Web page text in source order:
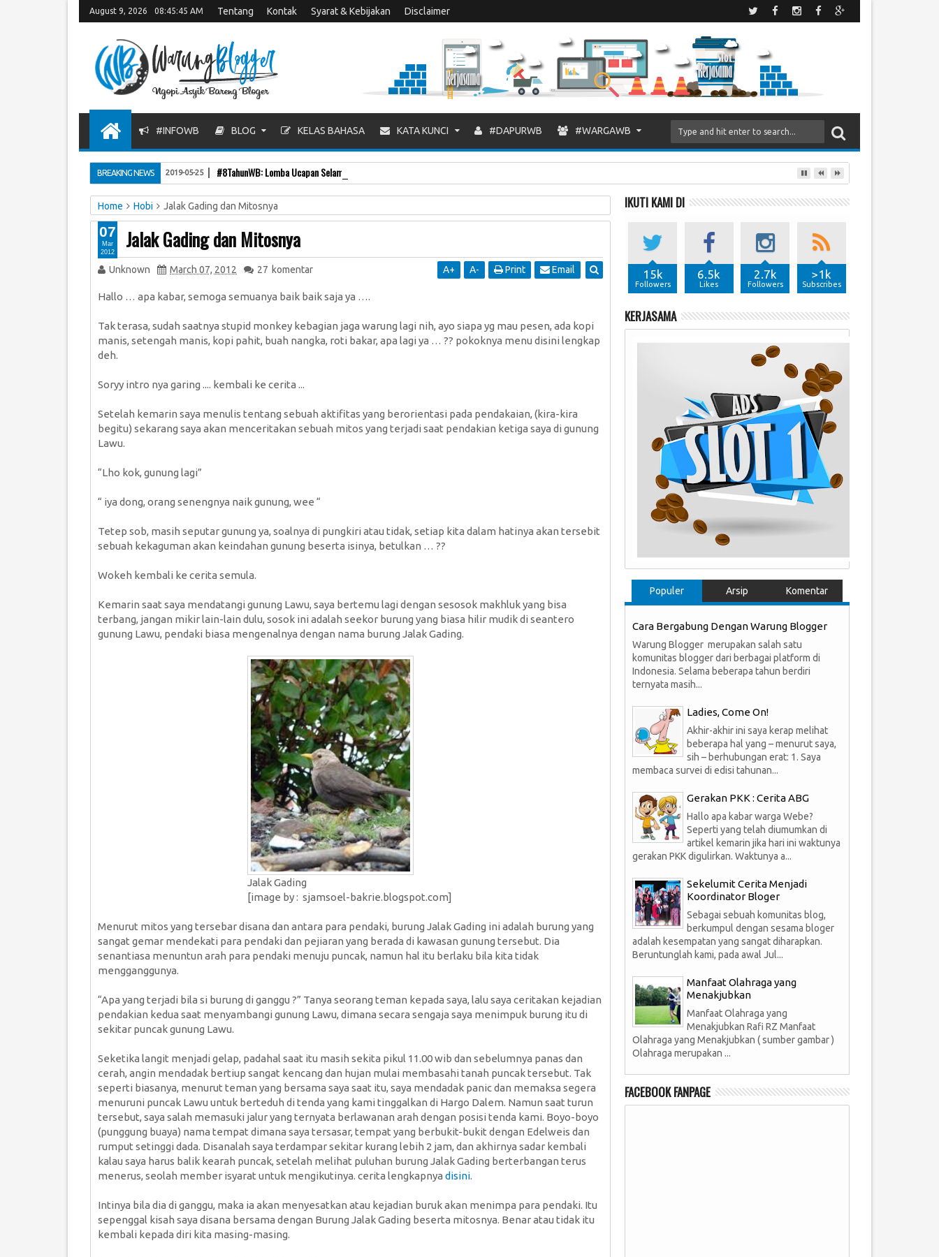
August 9, 2026 08:45:45 AM Tentang Kontak Syarat & Kebijakan Disclaimer
#INFOWB BLOG KELAS BAHASA KATA KUNCI #DAPURWB #WARGAWB
BREAKING NEWS #8TahunWB: Lomba Ucapan Selamat Ulang Tahun ke-8 Warung Blogger
2019-05-25
Home Hobi Jalak Gading dan Mitosnya
Jalak Gading dan Mitosnya
Unknown March 07, 2012 27 komentar A+ A- Print Email
Hallo … apa kabar, semoga semuanya baik baik saja ya ….
Tak terasa, sudah saatnya stupid monkey kebagian jaga warung lagi nih, ayo siapa yg mau pesen, ada kopi
manis, setengah manis, kopi pahit, buah nangka, roti bakar, apa lagi ya … ?? pokoknya menu disini lengkap
deh.
Soryy intro nya garing .... kembali ke cerita ...
Setelah kemarin saya menulis tentang sebuah aktifitas yang berorientasi pada pendakaian, (kira-kira
begitu) sekarang saya akan menceritakan sebuah mitos yang terjadi saat pendakian ketiga saya di gunung
Lawu.
“Lho kok, gunung lagi”
“ iya dong, orang senengnya naik gunung, wee “
Tetep sob, masih seputar gunung ya, soalnya di pungkiri atau tidak, setiap kita dalam hatinya akan tersebit
sebuah kekaguman akan keindahan gunung beserta isinya, betulkan … ??
Wokeh kembali ke cerita semula.
Kemarin saat saya mendatangi gunung Lawu, saya bertemu lagi dengan sesosok makhluk yang bisa
terbang, jangan mikir lain-lain dulu, sosok ini adalah seekor burung yang biasa hilir mudik di seantero
gunung Lawu, pendaki biasa mengenalnya dengan nama burung Jalak Gading.
Jalak Gading
[image by : sjamsoel-bakrie.blogspot.com]
Menurut mitos yang tersebar disana dan antara para pendaki, burung Jalak Gading ini adalah burung yang
sangat gemar mendekati para pendaki dan pejiaran yang berada di kawasan gunung tersebut. Dia
senantiasa menuntun arah para pendaki menuju puncak, namun hal itu berlaku bila kita tidak
mengganggunya.
“Apa yang terjadi bila si burung di ganggu ?” Tanya seorang teman kepada saya, lalu saya ceritakan kejadian
pendakian kedua saat menyambangi gunung Lawu, dimana secara sengaja saya menimpuk burung itu di
sekitar puncak gunung Lawu.
Seketika langit menjadi gelap, padahal saat itu masih sekita pikul 11.00 wib dan sebelumnya panas dan
cerah, angin mendadak bertiup sangat kencang dan hujan mulai membasahi tanah puncak tersebut. Tak
seperti biasanya, menurut teman yang bersama saya saat itu, saya mendadak panic dan memaksa segera
menuruni puncak Lawu untuk berteduh di tenda yang kami tinggalkan di Hargo Dalem. Namun saat turun
tersebut, saya salah memasuki jalur yang ternyata berlawanan arah dengan posisi tenda kami. Boyo-boyo
(punggung buaya) nama tempat dimana saya tersasar, tempat yang berbukit-bukit dengan Edelweis dan
rumput setinggi dada. Disanalah saya terdampar sekitar kurang lebih 2 jam, dan akhirnya sadar kembali
kalau saya harus balik kearah puncak, setelah melihat puluhan burung Jalak Gading berterbangan terus
menerus, seolah member isyarat untuk mengikutinya. cerita lengkapnya disini.
Intinya bila dia di ganggu, maka ia akan menyesatkan atau kejadian buruk akan menimpa para pendaki. Itu
sepenggal kisah saya disana bersama dengan Burung Jalak Gading beserta mitosnya. Benar atau tidak itu
kembali kepada diri kita masing-masing.
07
Mar
2012
IKUTI KAMI DI
15k
Followers
6.5k
Likes
2.7k
Followers
>1k
Subscribes
KERJASAMA
Populer Arsip Komentar
Cara Bergabung Dengan Warung Blogger
Warung Blogger merupakan salah satu
komunitas blogger dari berbagai platform di
Indonesia. Selama beberapa tahun berdiri
ternyata masih...
Ladies, Come On!
Akhir-akhir ini saya kerap melihat
beberapa hal yang – menurut saya,
sih – berhubungan erat: 1. Saya
membaca survei di edisi tahunan...
Gerakan PKK : Cerita ABG
Hallo apa kabar warga Webe?
Seperti yang telah diumumkan di
artikel kemarin jika hari ini waktunya
gerakan PKK digulirkan. Waktunya a...
Sekelumit Cerita Menjadi
Koordinator Bloger
Sebagai sebuah komunitas blog,
berkumpul dengan sesama bloger
adalah kesempatan yang sangat diharapkan.
Beruntunglah kami, pada awal Jul...
Manfaat Olahraga yang
Menakjubkan
Manfaat Olahraga yang
Menakjubkan Rafi RZ Manfaat
Olahraga yang Menakjubkan ( sumber gambar )
Olahraga merupakan ...
FACEBOOK FANPAGE